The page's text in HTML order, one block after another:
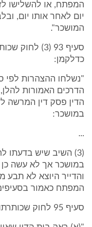
המפתח, או להשלישו
יום לאחר אותו יום,
המושכר".
סעיף 93 (3)
כדלקמן:
הדרכים האמורות
הדין פסק דין המרשה
במושכר:
...
(3) השיב שיש בדעתו
במושכר אך לא עשה
והדייר היוצא לא
המפתח כאמור בסעיפים 87 ו-
סעיף 95 לחוק שכותרתו "מתן רשות" קובע כדלקמן: